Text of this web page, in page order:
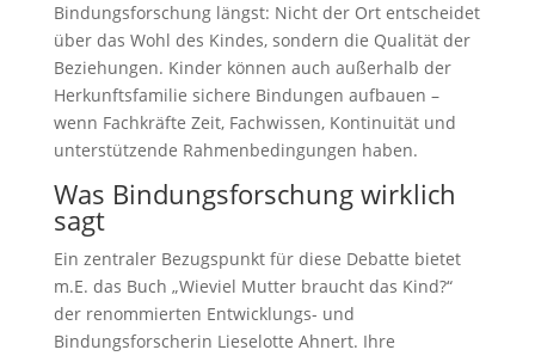
Bindungsforschung längst: Nicht der Ort entscheidet
über das Wohl des Kindes, sondern die Qualität der
Beziehungen. Kinder können auch außerhalb der
Herkunftsfamilie sichere Bindungen aufbauen –
wenn Fachkräfte Zeit, Fachwissen, Kontinuität und
unterstützende Rahmenbedingungen haben.
Was Bindungsforschung wirklich
sagt
Ein zentraler Bezugspunkt für diese Debatte bietet
m.E. das Buch „Wieviel Mutter braucht das Kind?“
der renommierten Entwicklungs- und
Bindungsforscherin Lieselotte Ahnert. Ihre